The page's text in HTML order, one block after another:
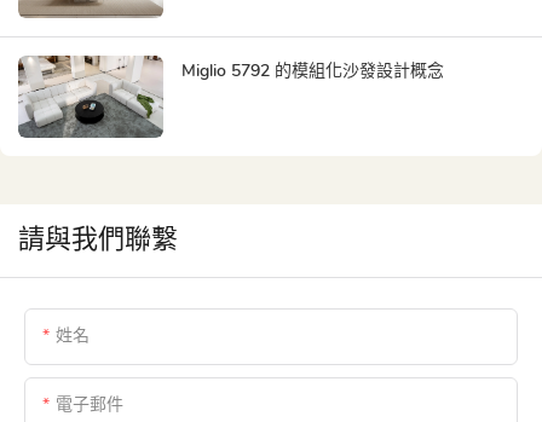
Miglio 5792 的模組化沙發設計概念
請與我們聯繫
姓名
電子郵件